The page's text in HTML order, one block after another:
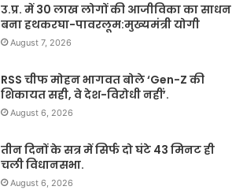
उ.प्र. में 30 लाख लोगों की आजीविका का साधन
बना हथकरघा-पावरलूम:मुख्यमंत्री योगी
August 7, 2026
RSS चीफ मोहन भागवत बोले ‘Gen-Z की
शिकायत सही, वे देश-विरोधी नहीं’.
August 6, 2026
तीन दिनों के सत्र में सिर्फ दो घंटे 43 मिनट ही
चली विधानसभा.
August 6, 2026